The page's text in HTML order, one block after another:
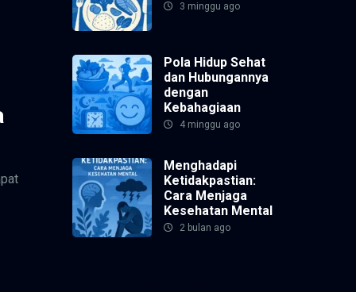
3 minggu ago
Pola Hidup Sehat
dan Hubungannya
dengan
Kebahagiaan
4 minggu ago
Menghadapi
Ketidakpastian:
Cara Menjaga
Kesehatan Mental
2 bulan ago